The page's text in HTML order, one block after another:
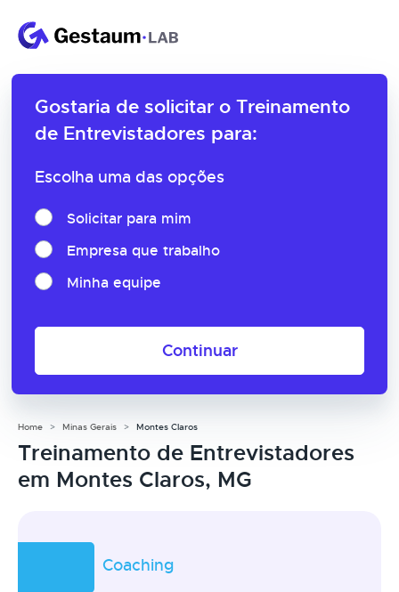
Gostaria de solicitar o Treinamento
de Entrevistadores para:
Escolha uma das opções
Solicitar para mim
Empresa que trabalho
Minha equipe
Continuar
Home Minas Gerais Montes Claros
Treinamento de Entrevistadores
em Montes Claros, MG